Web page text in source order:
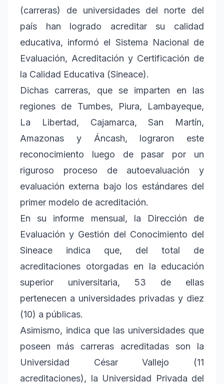
(carreras) de universidades del norte del
país han logrado acreditar su calidad
educativa, informó el Sistema Nacional de
Evaluación, Acreditación y Certificación de
la Calidad Educativa (Sineace).
Dichas carreras, que se imparten en las
regiones de Tumbes, Piura, Lambayeque,
La Libertad, Cajamarca, San Martín,
Amazonas y Áncash, lograron este
reconocimiento luego de pasar por un
riguroso proceso de autoevaluación y
evaluación externa bajo los estándares del
primer modelo de acreditación.
En su informe mensual, la Dirección de
Evaluación y Gestión del Conocimiento del
Sineace indica que, del total de
acreditaciones otorgadas en la educación
superior universitaria, 53 de ellas
pertenecen a universidades privadas y diez
(10) a públicas.
Asimismo, indica que las universidades que
poseen más carreras acreditadas son la
Universidad César Vallejo (11
acreditaciones), la Universidad Privada del